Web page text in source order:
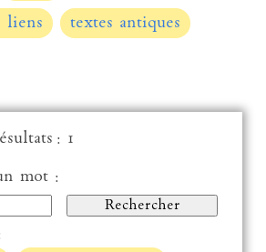
liens
textes antiques
: 1
mot :